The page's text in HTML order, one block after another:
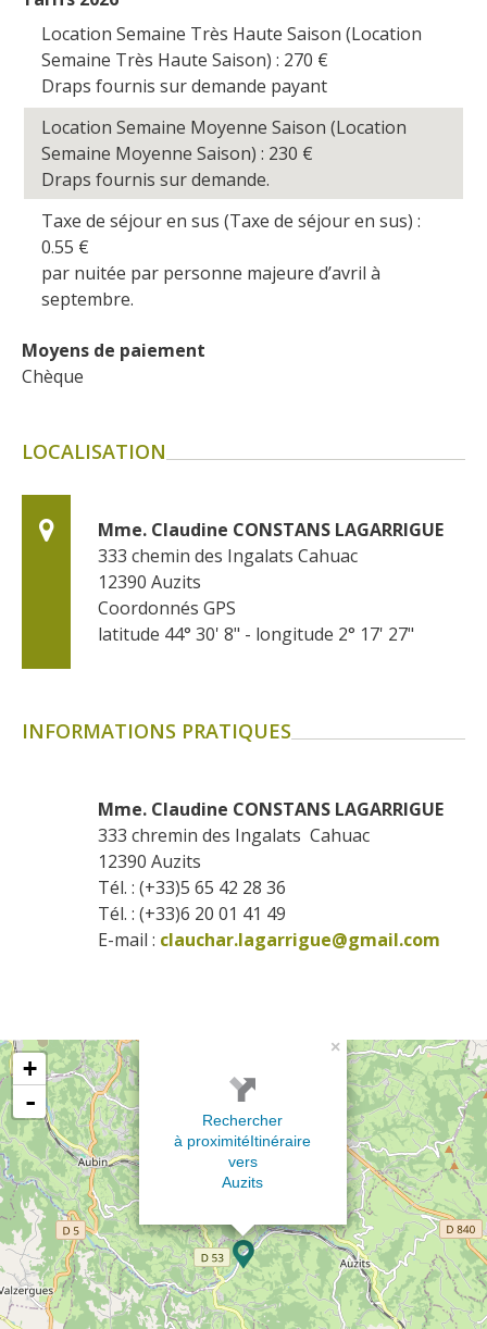
Location Semaine Très Haute Saison (Location
Semaine Très Haute Saison) : 270 €
Draps fournis sur demande payant
Location Semaine Moyenne Saison (Location
Semaine Moyenne Saison) : 230 €
Draps fournis sur demande.
Taxe de séjour en sus (Taxe de séjour en sus) :
0.55 €
par nuitée par personne majeure d’avril à
septembre.
Moyens de paiement
Chèque
LOCALISATION
Mme. Claudine CONSTANS LAGARRIGUE
333 chemin des Ingalats Cahuac
12390 Auzits
Coordonnés GPS
latitude 44° 30' 8" - longitude 2° 17' 27"
INFORMATIONS PRATIQUES
Mme. Claudine CONSTANS LAGARRIGUE
333 chremin des Ingalats  Cahuac
12390 Auzits
Tél. : (+33)5 65 42 28 36
Tél. : (+33)6 20 01 41 49
E-mail : clauchar.lagarrigue@gmail.com
×
Rechercher
à proximitéItinéraire
vers
Auzits
+
-